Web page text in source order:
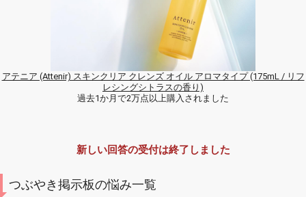
アテニア (Attenir) スキンクリア クレンズ オイル アロマタイプ (175mL / リフ
レシングシトラスの香り)
過去1か月で2万点以上購入されました
新しい回答の受付は終了しました
つぶやき掲示板の悩み一覧